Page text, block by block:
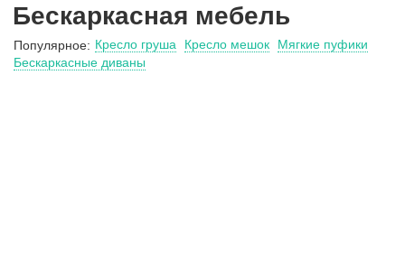
Бескаркасная мебель
Популярное: Кресло груша Кресло мешок
Мягкие пуфики
Бескаркасные диваны